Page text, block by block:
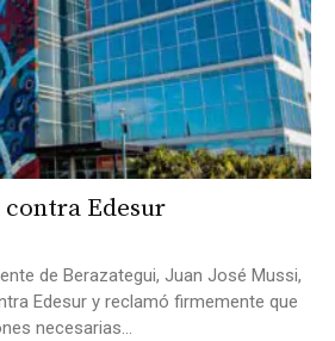
contra Edesur
de Berazategui, Juan José Mussi,
Edesur y reclamó firmemente que
necesarias...